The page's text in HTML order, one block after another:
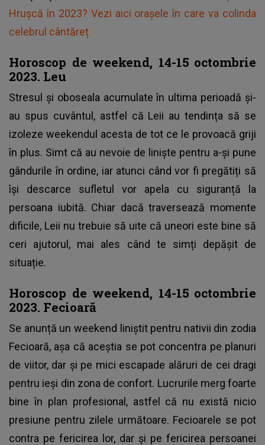
Hrușcă în 2023? Vezi aici orașele în care va colinda
celebrul cântăreț
Horoscop de weekend, 14-15 octombrie
2023. Leu
Stresul și oboseala acumulate în ultima perioadă și-
au spus cuvântul, astfel că Leii au tendința să se
izoleze weekendul acesta de tot ce le provoacă griji
în plus. Simt că au nevoie de liniște pentru a-și pune
gândurile în ordine, iar atunci când vor fi pregătiți să
își descarce sufletul vor apela cu siguranță la
persoana iubită. Chiar dacă traversează momente
dificile, Leii nu trebuie să uite că uneori este bine să
ceri ajutorul, mai ales când te simți depășit de
situație.
Horoscop de weekend, 14-15 octombrie
2023. Fecioară
Se anunță un weekend liniștit pentru nativii din zodia
Fecioară, așa că aceștia se pot concentra pe planuri
de viitor, dar și pe mici escapade alăruri de cei dragi
pentru ieși din zona de confort. Lucrurile merg foarte
bine în plan profesional, astfel că nu există nicio
presiune pentru zilele următoare. Fecioarele se pot
contra pe fericirea lor, dar și pe fericirea persoanei